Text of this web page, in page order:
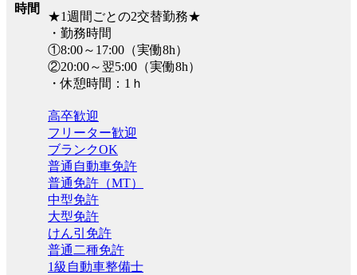
時間
★1週間ごとの2交替勤務★
・勤務時間
①8:00～17:00（実働8h）
②20:00～翌5:00（実働8h）
・休憩時間：1ｈ
高卒歓迎
フリーター歓迎
ブランクOK
普通自動車免許
普通免許（MT）
中型免許
大型免許
けん引免許
普通二種免許
1級自動車整備士